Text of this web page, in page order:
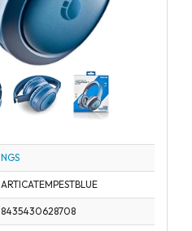
NGS
ARTICATEMPESTBLUE
8435430628708